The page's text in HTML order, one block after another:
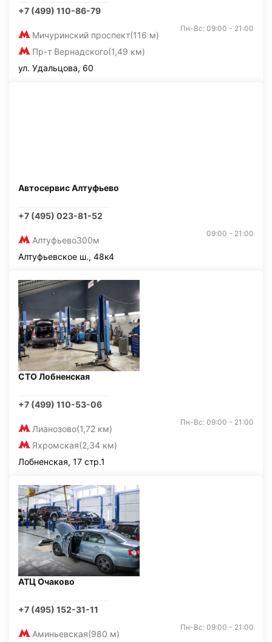
+7 (499) 110-86-79
Мичуринский проспект(116 м)
Пр-т Вернадского(1,49 км)
Пн-Вс: 09:00 - 21:00
ул. Удальцова, 60
Автосервис Алтуфьево
+7 (495) 023-81-52
Алтуфьево300м
09:00 - 21:00
Алтуфьевское ш., 48к4
СТО Лобненская
+7 (499) 110-53-06
Лианозово(1,72 км)
Яхромская(2,34 км)
Пн-Вс: 09:00 - 21:00
Лобненская, 17 стр.1
АТЦ Очаково
+7 (495) 152-31-11
Аминьевская(980 м)
Пн-Вс: 09:00 - 21:00